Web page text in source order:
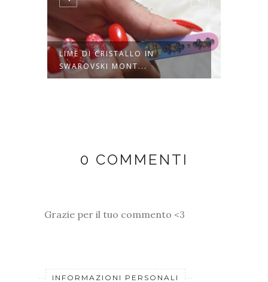
LIME DI CRISTALLO IN
SWAROVSKI MONT...
0 COMMENTI
Grazie per il tuo commento <3
INFORMAZIONI PERSONALI